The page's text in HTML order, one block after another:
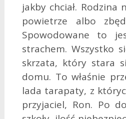
jakby chciał.
powietrze albo
Spowodowane to
strachem. Wszystko
skrzata, który stara
domu. To właśnie
lada tarapaty, z
przyjaciel, Ron. Po